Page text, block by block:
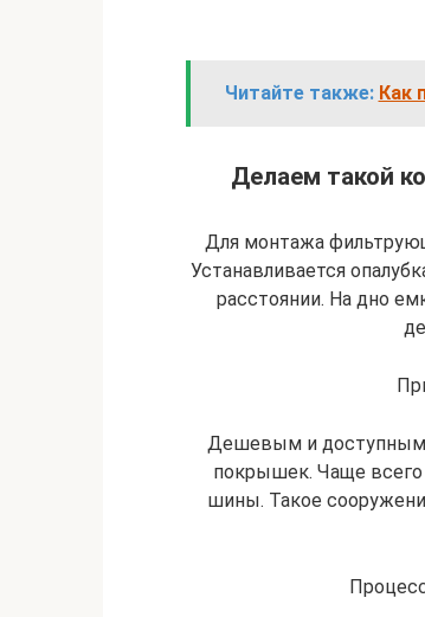
Читайте также: Как
Делаем такой
Для монтажа
Устанавливается
расстоянии. На дно
Дешевым и доступным
покрышек. Чаще
шины. Такое